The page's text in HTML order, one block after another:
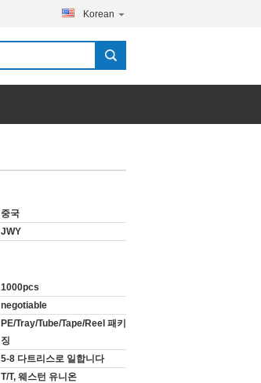
Korean
중국
JWY
1000pcs
negotiable
PE/Tray/Tube/Tape/Reel 패키
징
5-8 다트리스로 일합니다
T/T, 웨스턴 유니온